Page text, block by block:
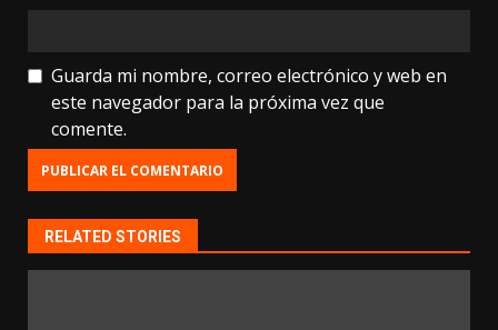
Guarda mi nombre, correo electrónico y web en
este navegador para la próxima vez que
comente.
RELATED STORIES